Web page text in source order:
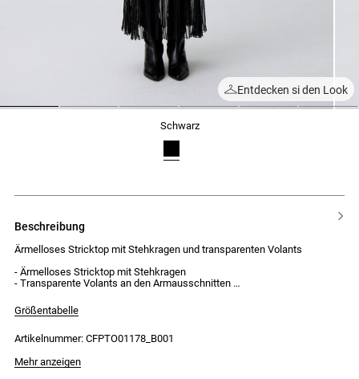
Entdecken si den Look
schwarz
beschreibung
Ärmelloses Stricktop mit Stehkragen und transparenten Volants
- Ärmelloses Stricktop mit Stehkragen
- Transparente Volants an den Armausschnitten
- Blickdichte Kanten am Saum
- Körpernahe Passform
Größentabelle
Artikelnummer: CFPTO01178_B001
Das Model ist 177 cm groß und trägt Größe 32
Mehr anzeigen